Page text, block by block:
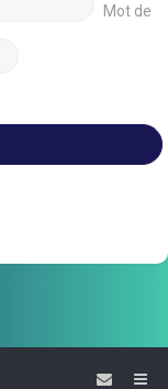
Mot de